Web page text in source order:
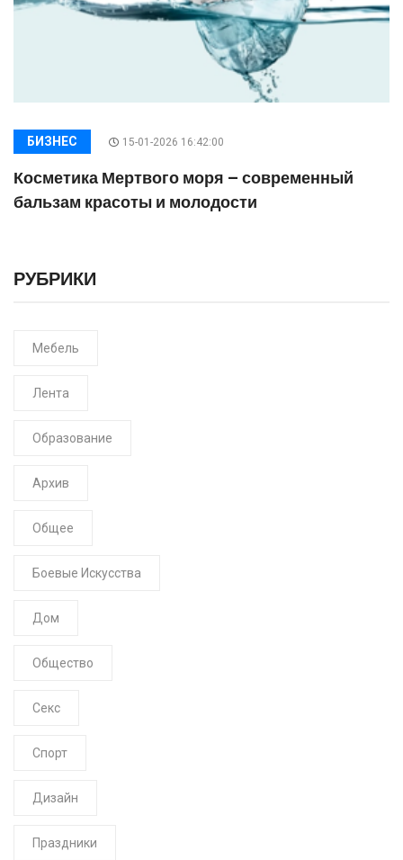
БИЗНЕС 15-01-2026 16:42:00
Косметика Мертвого моря – современный
бальзам красоты и молодости
РУБРИКИ
Мебель
Лента
Образование
Архив
Общее
Боевые Искусства
Дом
Общество
Секс
Спорт
Дизайн
Праздники